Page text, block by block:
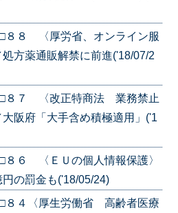
８８ 〈厚労省、オンライン服
方薬通販解禁に前進('18/07/2
８７ 〈改正特商法 業務禁止
阪府「大手含め積極適用」('1
８６ 〈ＥＵの個人情報保護〉
の罰金も('18/05/24)
８４〈厚生労働省 高齢者医療